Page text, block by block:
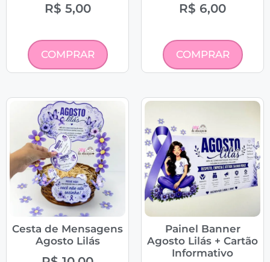
R$ 5,00
COMPRAR
R$ 6,00
COMPRAR
Cesta de Mensagens
Agosto Lilás
Painel Banner
Agosto Lilás + Cartão
Informativo